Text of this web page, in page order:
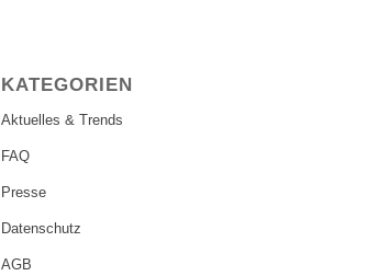
KATEGORIEN
Aktuelles & Trends
FAQ
Presse
Datenschutz
AGB